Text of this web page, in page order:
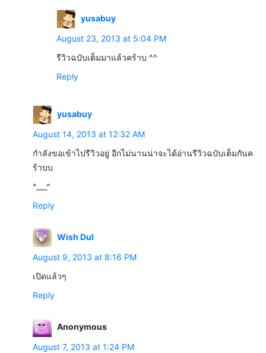
yusabuy
August 23, 2013 at 5:04 PM
รีวิวฉบับเต็มมาแล้วคร้าบ ^^
Reply
yusabuy
August 14, 2013 at 12:32 AM
กำลังขอเข้าไปรีวิวอยู่ อีกไม่นานน่าจะได้อ่านรีวิวฉบับเต็มกันค
ร้าบบ
^___^
Reply
Wish Dul
August 9, 2013 at 8:16 PM
เปิดแล้วๆ
Reply
Anonymous
August 7, 2013 at 1:24 PM